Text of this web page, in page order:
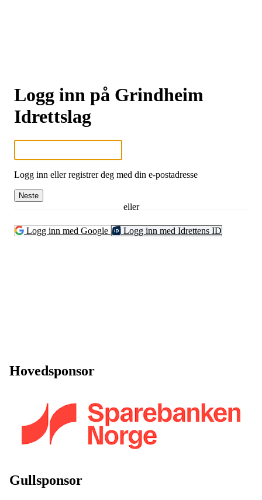
Logg inn på Grindheim
Idrettslag
Logg inn eller registrer deg med din e-postadresse
Neste
eller
Logg inn med Google Logg inn med Idrettens ID
Hovedsponsor
Gullsponsor